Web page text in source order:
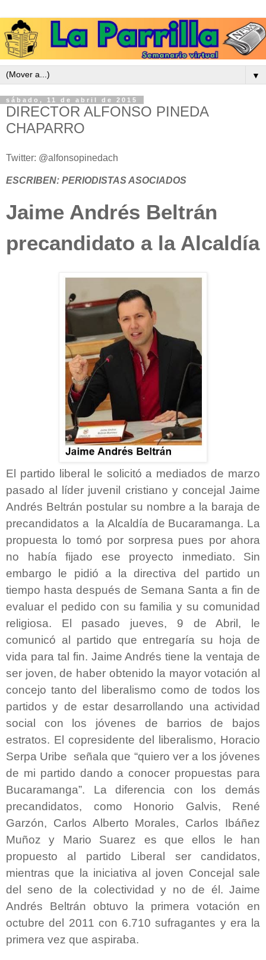
▼
sábado, 11 de abril de 2015
DIRECTOR ALFONSO PINEDA
CHAPARRO
Twitter: @alfonsopinedach
ESCRIBEN: PERIODISTAS ASOCIADOS
Jaime Andrés Beltrán
precandidato a la Alcaldía
El partido liberal le solicitó a mediados de marzo
pasado al líder juvenil cristiano y concejal Jaime
Andrés Beltrán postular su nombre a la baraja de
precandidatos a la Alcaldía de Bucaramanga. La
propuesta lo tomó por sorpresa pues por ahora
no había fijado ese proyecto inmediato. Sin
embargo le pidió a la directiva del partido un
tiempo hasta después de Semana Santa a fin de
evaluar el pedido con su familia y su comunidad
religiosa. El pasado jueves, 9 de Abril, le
comunicó al partido que entregaría su hoja de
vida para tal fin. Jaime Andrés tiene la ventaja de
ser joven, de haber obtenido la mayor votación al
concejo tanto del liberalismo como de todos los
partidos y de estar desarrollando una actividad
social con los jóvenes de barrios de bajos
estratos. El copresidente del liberalismo, Horacio
Serpa Uribe señala que “quiero ver a los jóvenes
de mi partido dando a conocer propuestas para
Bucaramanga”. La diferencia con los demás
precandidatos, como Honorio Galvis, René
Garzón, Carlos Alberto Morales, Carlos Ibáñez
Muñoz y Mario Suarez es que ellos le han
propuesto al partido Liberal ser candidatos,
mientras que la iniciativa al joven Concejal sale
del seno de la colectividad y no de él. Jaime
Andrés Beltrán obtuvo la primera votación en
octubre del 2011 con 6.710 sufragantes y era la
primera vez que aspiraba.